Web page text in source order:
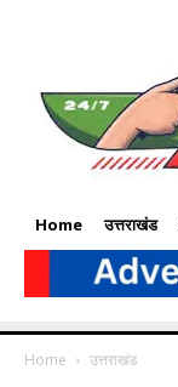
Home उत्तराखंड
Home उत्तराखंड